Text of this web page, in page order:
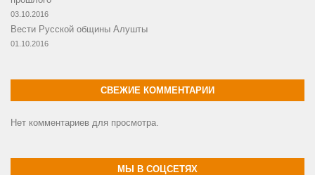
03.10.2016
Вести Русской общины Алушты
01.10.2016
СВЕЖИЕ КОММЕНТАРИИ
Нет комментариев для просмотра.
МЫ В СОЦСЕТЯХ